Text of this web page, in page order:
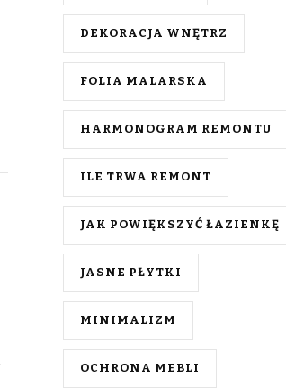
DEKORACJA WNĘTRZ
FOLIA MALARSKA
HARMONOGRAM REMONTU
ILE TRWA REMONT
JAK POWIĘKSZYĆ ŁAZIENKĘ
JASNE PŁYTKI
MINIMALIZM
OCHRONA MEBLI